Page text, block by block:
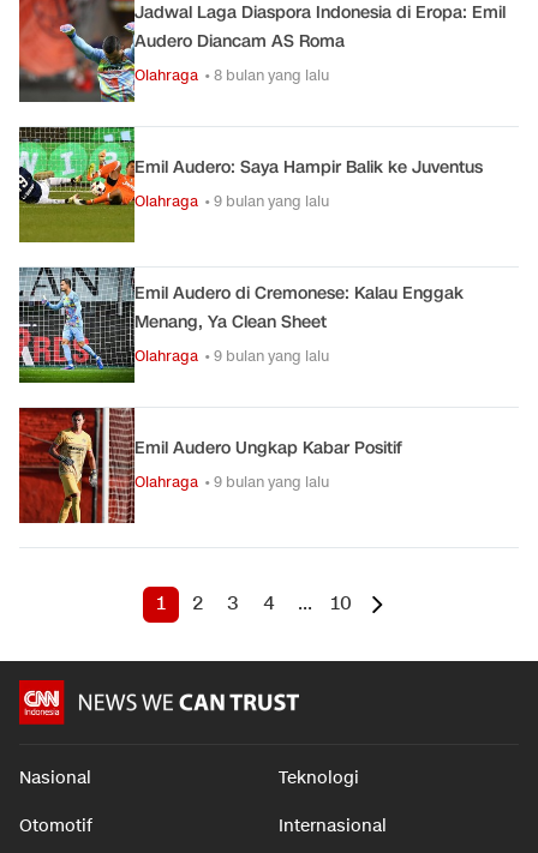
Jadwal Laga Diaspora Indonesia di Eropa: Emil
Audero Diancam AS Roma
Olahraga • 8 bulan yang lalu
Emil Audero: Saya Hampir Balik ke Juventus
Olahraga • 9 bulan yang lalu
Emil Audero di Cremonese: Kalau Enggak
Menang, Ya Clean Sheet
Olahraga • 9 bulan yang lalu
Emil Audero Ungkap Kabar Positif
Olahraga • 9 bulan yang lalu
1 2 3 4 ... 10
Nasional Teknologi
Otomotif Internasional